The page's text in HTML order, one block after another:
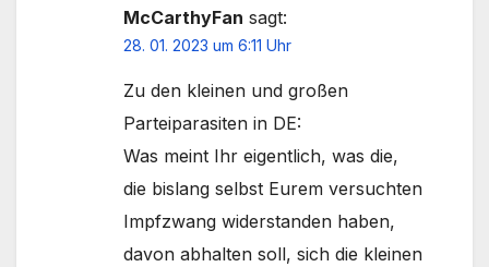
McCarthyFan sagt:
28. 01. 2023 um 6:11 Uhr
Zu den kleinen und großen
Parteiparasiten in DE:
Was meint Ihr eigentlich, was die,
die bislang selbst Eurem versuchten
Impfzwang widerstanden haben,
davon abhalten soll, sich die kleinen